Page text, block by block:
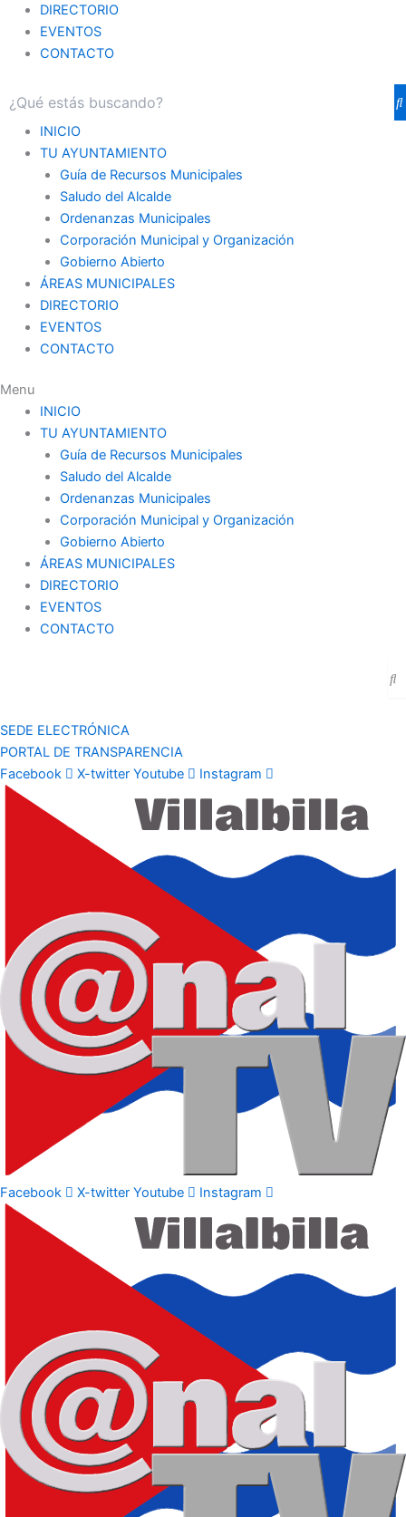
DIRECTORIO
EVENTOS
CONTACTO
INICIO
TU AYUNTAMIENTO
Guía de Recursos Municipales
Saludo del Alcalde
Ordenanzas Municipales
Corporación Municipal y Organización
Gobierno Abierto
ÁREAS MUNICIPALES
DIRECTORIO
EVENTOS
CONTACTO
Menu
INICIO
TU AYUNTAMIENTO
Guía de Recursos Municipales
Saludo del Alcalde
Ordenanzas Municipales
Corporación Municipal y Organización
Gobierno Abierto
ÁREAS MUNICIPALES
DIRECTORIO
EVENTOS
CONTACTO
SEDE ELECTRÓNICA
PORTAL DE TRANSPARENCIA
Facebook
X-twitter Youtube Instagram
Facebook X-twitter Youtube Instagram